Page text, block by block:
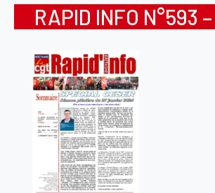
RAPID INFO N°593